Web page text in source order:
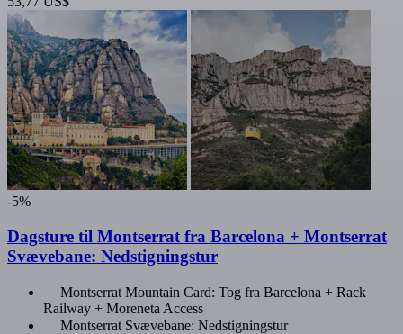
-5%
Dagsture til Montserrat fra Barcelona + Montserrat
Svævebane: Nedstigningstur
Montserrat Mountain Card: Tog fra Barcelona + Rack
Railway + Moreneta Access
Montserrat Svævebane: Nedstigningstur